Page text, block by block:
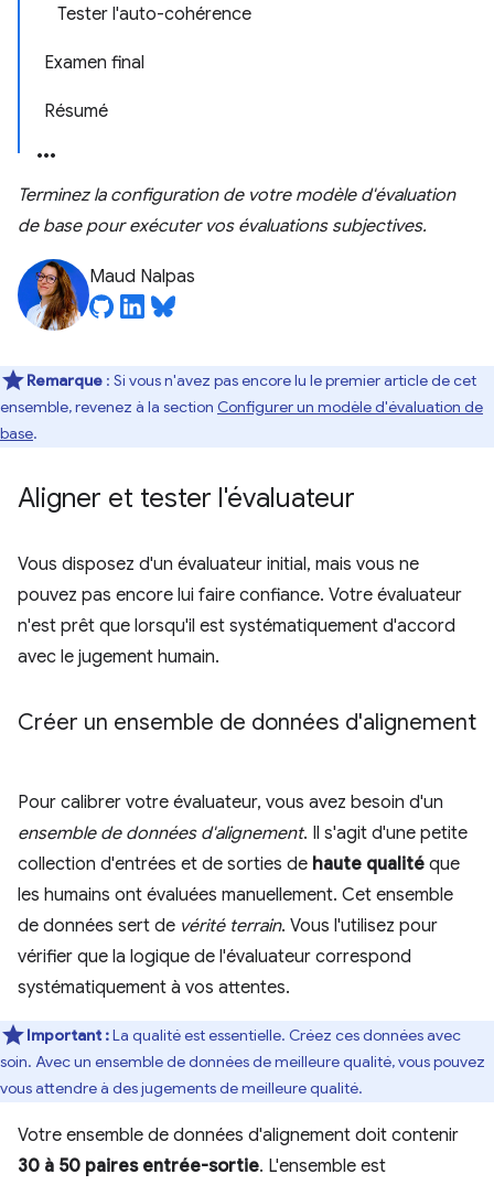
Tester l'auto-cohérence
Examen final
Résumé
Terminez la configuration de votre modèle d'évaluation
de base pour exécuter vos évaluations subjectives.
Maud Nalpas
Remarque : Si vous n'avez pas encore lu le premier article de cet
ensemble, revenez à la section Configurer un modèle d'évaluation de
base.
Aligner et tester l'évaluateur
Vous disposez d'un évaluateur initial, mais vous ne
pouvez pas encore lui faire confiance. Votre évaluateur
n'est prêt que lorsqu'il est systématiquement d'accord
avec le jugement humain.
Créer un ensemble de données d'alignement
Pour calibrer votre évaluateur, vous avez besoin d'un
ensemble de données d'alignement. Il s'agit d'une petite
collection d'entrées et de sorties de haute qualité que
les humains ont évaluées manuellement. Cet ensemble
de données sert de vérité terrain. Vous l'utilisez pour
vérifier que la logique de l'évaluateur correspond
systématiquement à vos attentes.
Important :La qualité est essentielle. Créez ces données avec
soin. Avec un ensemble de données de meilleure qualité, vous pouvez
vous attendre à des jugements de meilleure qualité.
Votre ensemble de données d'alignement doit contenir
30 à 50 paires entrée-sortie. L'ensemble est